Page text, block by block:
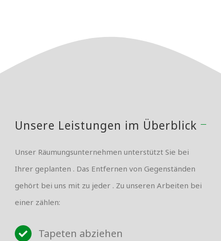
Unsere Leistungen im Überblick
Unser Räumungsunternehmen unterstützt Sie bei
Ihrer geplanten . Das Entfernen von Gegenständen
gehört bei uns mit zu jeder . Zu unseren Arbeiten bei
einer zählen:
Tapeten abziehen